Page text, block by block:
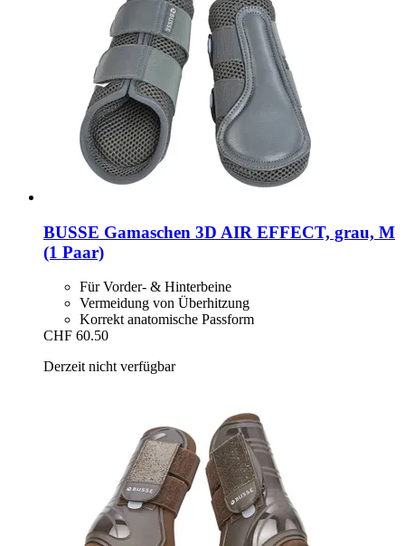
BUSSE Gamaschen 3D AIR EFFECT, grau, M
(1 Paar)
Für Vorder- & Hinterbeine
Vermeidung von Überhitzung
Korrekt anatomische Passform
CHF 60.50
Derzeit nicht verfügbar